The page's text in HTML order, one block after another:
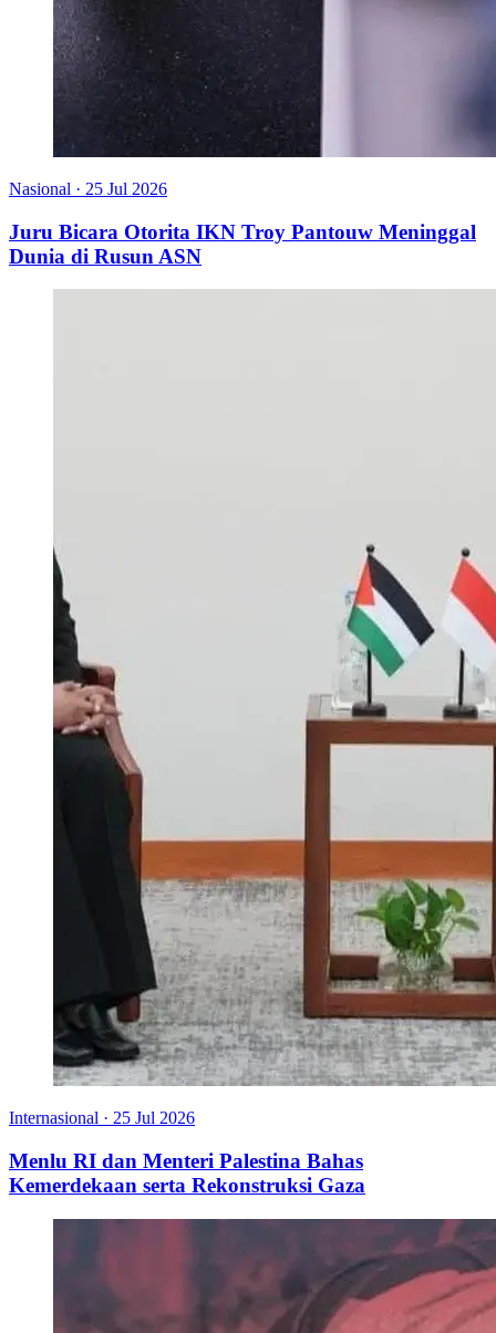
Nasional · 25 Jul 2026
Juru Bicara Otorita IKN Troy Pantouw Meninggal
Dunia di Rusun ASN
Internasional · 25 Jul 2026
Menlu RI dan Menteri Palestina Bahas
Kemerdekaan serta Rekonstruksi Gaza